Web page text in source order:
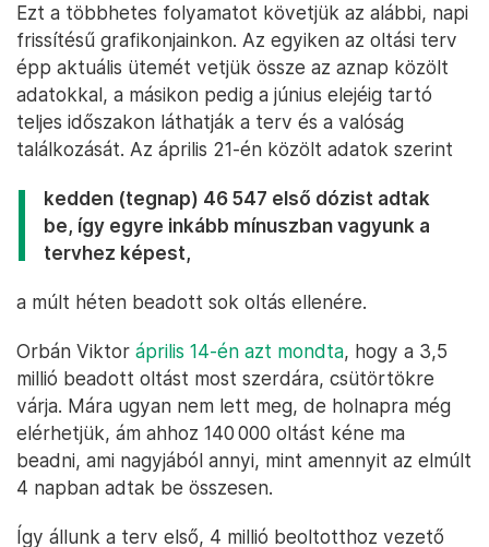
Ezt a többhetes folyamatot követjük az alábbi, napi
frissítésű grafikonjainkon. Az egyiken az oltási terv
épp aktuális ütemét vetjük össze az aznap közölt
adatokkal, a másikon pedig a június elejéig tartó
teljes időszakon láthatják a terv és a valóság
találkozását. Az április 21-én közölt adatok szerint
kedden (tegnap) 46 547 első dózist adtak
be, így egyre inkább mínuszban vagyunk a
tervhez képest,
a múlt héten beadott sok oltás ellenére.
Orbán Viktor április 14-én azt mondta, hogy a 3,5
millió beadott oltást most szerdára, csütörtökre
várja. Mára ugyan nem lett meg, de holnapra még
elérhetjük, ám ahhoz 140 000 oltást kéne ma
beadni, ami nagyjából annyi, mint amennyit az elmúlt
4 napban adtak be összesen.
Így állunk a terv első, 4 millió beoltotthoz vezető